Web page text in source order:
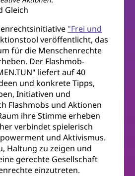
Gleich
"Frei und
veröffentlicht, das
für die Menschenrechte
Der Flashmob-
liefert auf 40
und konkrete Tipps,
Initiativen und
Flashmobs und Aktionen
ihre Stimme erheben
verbindet spielerisch
und Aktivismus.
Haltung zu zeigen und
gerechte Gesellschaft
einzutreten.